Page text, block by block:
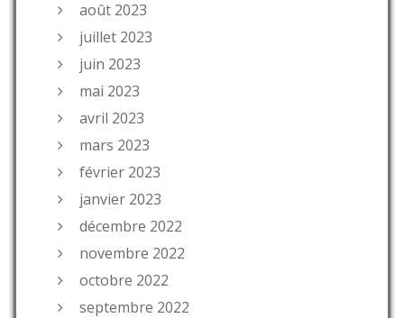
août 2023
juillet 2023
juin 2023
mai 2023
avril 2023
mars 2023
février 2023
janvier 2023
décembre 2022
novembre 2022
octobre 2022
septembre 2022